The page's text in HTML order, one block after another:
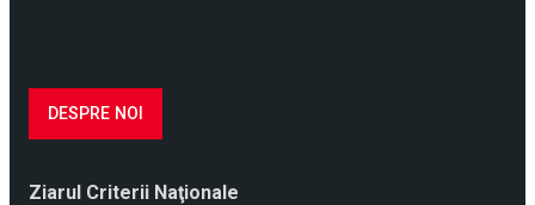
DESPRE NOI
Ziarul Criterii Naţionale